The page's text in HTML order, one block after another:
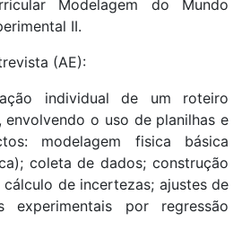
Modelagem do Mundo
II.
(AE):
individual de um roteiro
envolvendo o uso de planilhas e
modelagem fisica básica
coleta de dados; construção
de incertezas; ajustes de
experimentais por regressão